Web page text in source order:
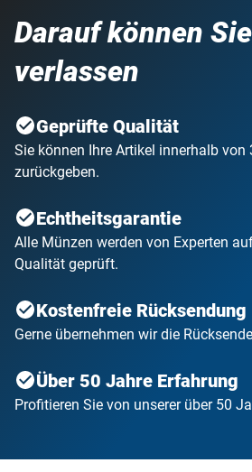
Darauf können
verlassen
Geprüfte Qualität
Sie können Ihre Artikel innerhalb von
zurückgeben.
Echtheitsgarantie
Alle Münzen werden von Experten
Qualität geprüft.
Kostenfreie Rücksendung
Gerne übernehmen wir die
Über 50 Jahre Erfahrung
Profitieren Sie von unserer über 50